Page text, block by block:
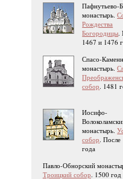
Пафнутьево-
монастырь.
Рождества
Богородицы.
1467 и 1476
Спасо-
монастырь.
собор. 1481
Иосифо-
монастырь.
собор. После
года
Павло-Обнорский
Троицкий собор. 1500 год